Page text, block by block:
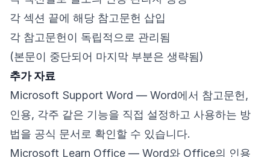
각 섹션 끝에 해당 참고문헌 삽입
각 참고문헌이 독립적으로 관리됨
(본문이 중단되어 마지막 부분은 생략됨)
추가 자료
Microsoft Support Word — Word에서 참고문헌,
인용, 각주 같은 기능을 직접 설정하고 사용하는 방
법을 공식 문서로 확인할 수 있습니다.
Microsoft Learn Office — Word와 Office의 인용